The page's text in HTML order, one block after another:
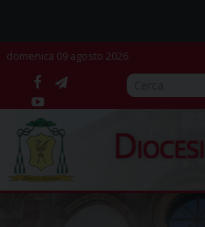
content
domenica 09 agosto 2026
facebook
telegram
YouTube